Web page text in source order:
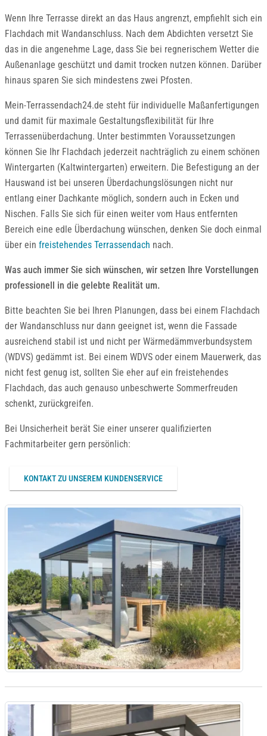
Wenn Ihre Terrasse direkt an das Haus angrenzt, empfiehlt sich ein
Flachdach mit Wandanschluss. Nach dem Abdichten versetzt Sie
das in die angenehme Lage, dass Sie bei regnerischem Wetter die
Außenanlage geschützt und damit trocken nutzen können. Darüber
hinaus sparen Sie sich mindestens zwei Pfosten.
Mein-Terrassendach24.de steht für individuelle Maßanfertigungen
und damit für maximale Gestaltungsflexibilität für Ihre
Terrassenüberdachung. Unter bestimmten Voraussetzungen
können Sie Ihr Flachdach jederzeit nachträglich zu einem schönen
Wintergarten (Kaltwintergarten) erweitern. Die Befestigung an der
Hauswand ist bei unseren Überdachungslösungen nicht nur
entlang einer Dachkante möglich, sondern auch in Ecken und
Nischen. Falls Sie sich für einen weiter vom Haus entfernten
Bereich eine edle Überdachung wünschen, denken Sie doch einmal
über ein freistehendes Terrassendach nach.
Was auch immer Sie sich wünschen, wir setzen Ihre Vorstellungen
professionell in die gelebte Realität um.
Bitte beachten Sie bei Ihren Planungen, dass bei einem Flachdach
der Wandanschluss nur dann geeignet ist, wenn die Fassade
ausreichend stabil ist und nicht per Wärmedämmverbundsystem
(WDVS) gedämmt ist. Bei einem WDVS oder einem Mauerwerk, das
nicht fest genug ist, sollten Sie eher auf ein freistehendes
Flachdach, das auch genauso unbeschwerte Sommerfreuden
schenkt, zurückgreifen.
Bei Unsicherheit berät Sie einer unserer qualifizierten
Fachmitarbeiter gern persönlich:
KONTAKT ZU UNSEREM KUNDENSERVICE